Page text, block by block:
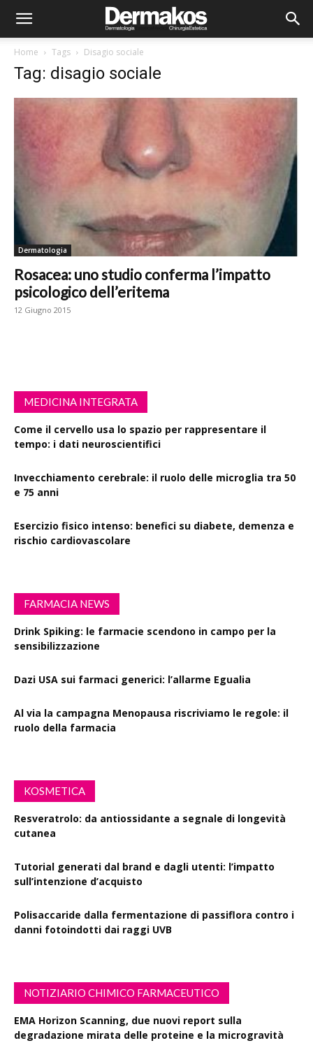
Home Tags Disagio sociale
Tag: disagio sociale
Dermatologia
Rosacea: uno studio conferma l’impatto
psicologico dell’eritema
12 Giugno 2015
MEDICINA INTEGRATA
Come il cervello usa lo spazio per rappresentare il
tempo: i dati neuroscientifici
Invecchiamento cerebrale: il ruolo delle microglia tra 50
e 75 anni
Esercizio fisico intenso: benefici su diabete, demenza e
rischio cardiovascolare
FARMACIA NEWS
Drink Spiking: le farmacie scendono in campo per la
sensibilizzazione
Dazi USA sui farmaci generici: l’allarme Egualia
Al via la campagna Menopausa riscriviamo le regole: il
ruolo della farmacia
KOSMETICA
Resveratrolo: da antiossidante a segnale di longevità
cutanea
Tutorial generati dal brand e dagli utenti: l’impatto
sull’intenzione d’acquisto
Polisaccaride dalla fermentazione di passiflora contro i
danni fotoindotti dai raggi UVB
NOTIZIARIO CHIMICO FARMACEUTICO
EMA Horizon Scanning, due nuovi report sulla
degradazione mirata delle proteine e la microgravità